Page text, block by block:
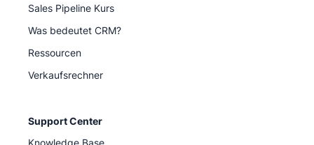
Sales Pipeline Kurs
Was bedeutet CRM?
Ressourcen
Verkaufsrechner
Support Center